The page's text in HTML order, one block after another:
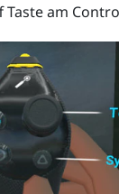
Taste am